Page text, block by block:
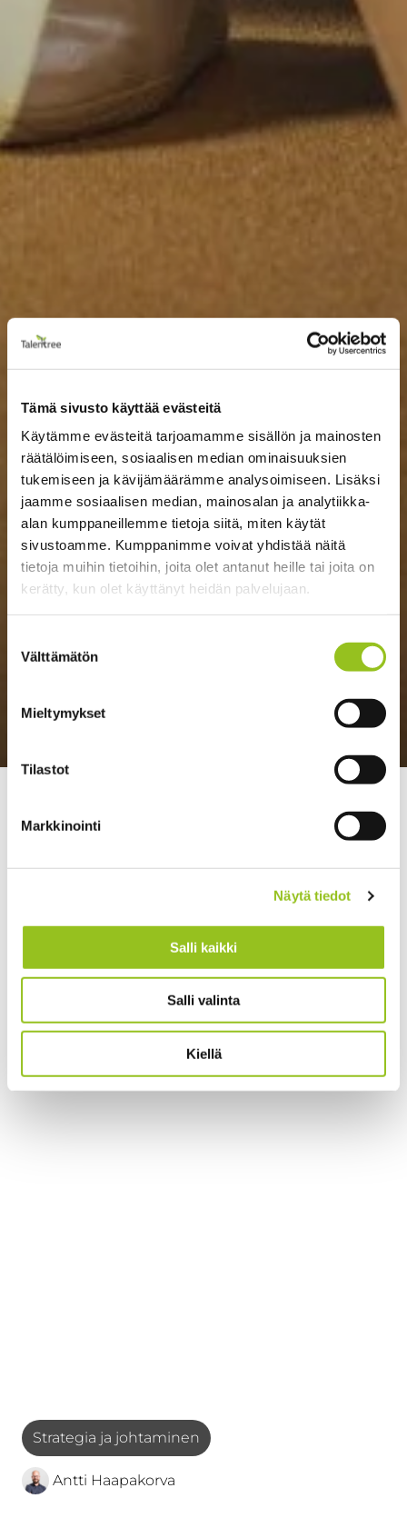
Tämä sivusto käyttää evästeitä
Käytämme evästeitä tarjoamamme sisällön ja mainosten
räätälöimiseen, sosiaalisen median ominaisuuksien
tukemiseen ja kävijämäärämme analysoimiseen. Lisäksi
jaamme sosiaalisen median, mainosalan ja analytiikka-
alan kumppaneillemme tietoja siitä, miten käytät
sivustoamme. Kumppanimme voivat yhdistää näitä
tietoja muihin tietoihin, joita olet antanut heille tai joita on
kerätty, kun olet käyttänyt heidän palvelujaan.
valinta
Välttämätön
Mieltymykset
Tilastot
Markkinointi
Näytä tiedot
Salli kaikki
Salli valinta
Kiellä
Strategia ja johtaminen
Antti Haapakorva